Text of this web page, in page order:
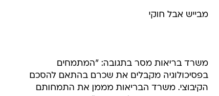
מבייש אבל חוקי
משרד בריאות מסר בתגובה: "המתמחים
בפסיכולוגיה מקבלים את שכרם בהתאם להסכם
הקיבוצי. משרד הבריאות מממן את התמחותם